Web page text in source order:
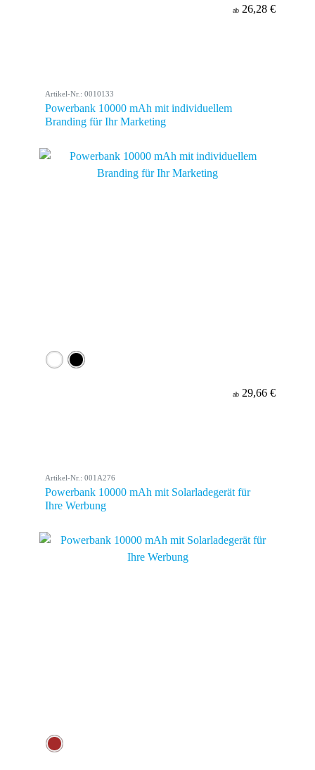
ab 26,28 €
Artikel-Nr.: 0010133
Powerbank 10000 mAh mit individuellem
Branding für Ihr Marketing
ab 29,66 €
Artikel-Nr.: 001A276
Powerbank 10000 mAh mit Solarladegerät für
Ihre Werbung